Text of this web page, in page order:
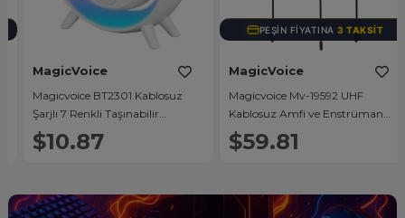
MagicVoice
Magicvoice BT2301 Kablosuz
Şarjlı 7 Renkli Taşınabilir
Hoparlör
$10.87
PEŞIN FIYATINA3 TAKSIT
MagicVoice
Magicvoice Mv-19592 UHF
Kablosuz Amfi ve Enstrüman
Aksesuarı Üçlü Set
$59.81